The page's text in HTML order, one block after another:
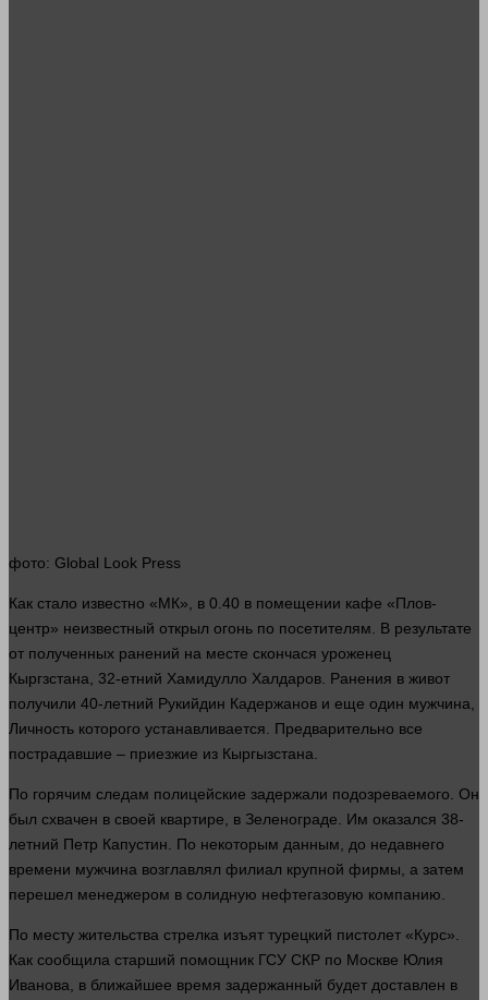
фото: Global Look Press
Как стало известно «МК», в 0.40 в помещении кафе «Плов-
центр» неизвестный открыл огонь по посетителям. В результате
от полученных ранений на месте скончася уроженец
Кыргзстана, 32-етний Хамидулло Халдаров. Ранения в живот
получили 40-летний Рукийдин Кадержанов и еще один мужчина,
Личность которого устанавливается. Предварительно все
пострадавшие – приезжие из Кыргызстана.
По горячим следам полицейские задержали подозреваемого. Он
был схвачен в своей квартире, в Зеленограде. Им оказался 38-
летний Петр Капустин. По некоторым данным, до недавнего
времени мужчина возглавлял филиал крупной фирмы, а затем
перешел менеджером в солидную нефтегазовую компанию.
По месту жительства стрелка изъят турецкий пистолет «Курс».
Как сообщила старший помощник ГСУ СКР по Москве Юлия
Иванова, в ближайшее время задержанный будет доставлен в